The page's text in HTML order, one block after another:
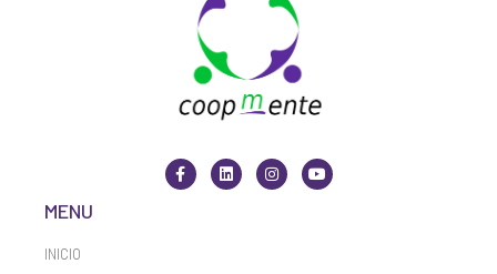
MENU
INICIO